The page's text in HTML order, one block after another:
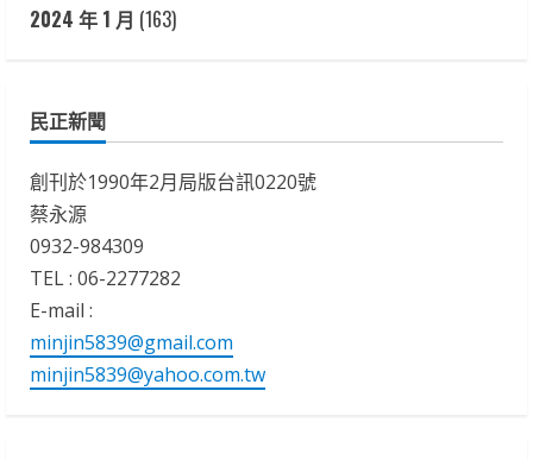
2024 年 1 月 (163)
民正新聞
創刊於1990年2月局版台訊0220號
蔡永源
0932-984309
TEL : 06-2277282
E-mail :
minjin5839@gmail.com
minjin5839@yahoo.com.tw